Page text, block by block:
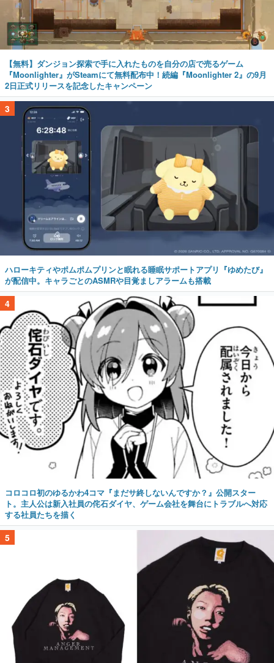
【無料】ダンジョン探索で手に入れたものを自分の店で売るゲーム
『Moonlighter』がSteamにて無料配布中！続編『Moonlighter 2』の9月
2日正式リリースを記念したキャンペーン
3
ハローキティやポムポムプリンと眠れる睡眠サポートアプリ『ゆめたび』
が配信中。キャラごとのASMRや目覚ましアラームも搭載
4
コロコロ初のゆるかわ4コマ『まだサ終しないんですか？』公開スター
ト。主人公は新入社員の侘石ダイヤ、ゲーム会社を舞台にトラブルへ対応
する社員たちを描く
5